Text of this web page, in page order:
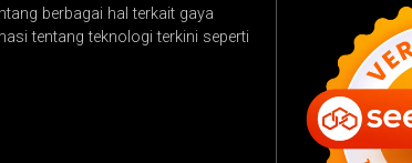
berbagai hal terkait gaya
tentang teknologi terkini seperti